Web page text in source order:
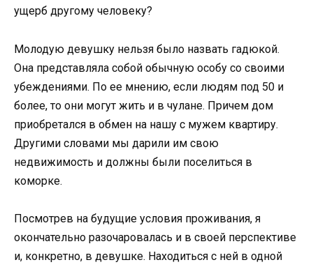
ущерб другому человеку?
Молодую девушку нельзя было назвать гадюкой.
Она представляла собой обычную особу со своими
убеждениями. По ее мнению, если людям под 50 и
более, то они могут жить и в чулане. Причем дом
приобретался в обмен на нашу с мужем квартиру.
Другими словами мы дарили им свою
недвижимость и должны были поселиться в
коморке.
Посмотрев на будущие условия проживания, я
окончательно разочаровалась и в своей перспективе
и, конкретно, в девушке. Находиться с ней в одной